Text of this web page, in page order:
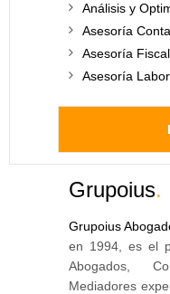
Análisis y
Asesoría
Asesoría
Asesoría
Grupoius.
Grupoius
en 1994, es el
Abogados,
Mediadores